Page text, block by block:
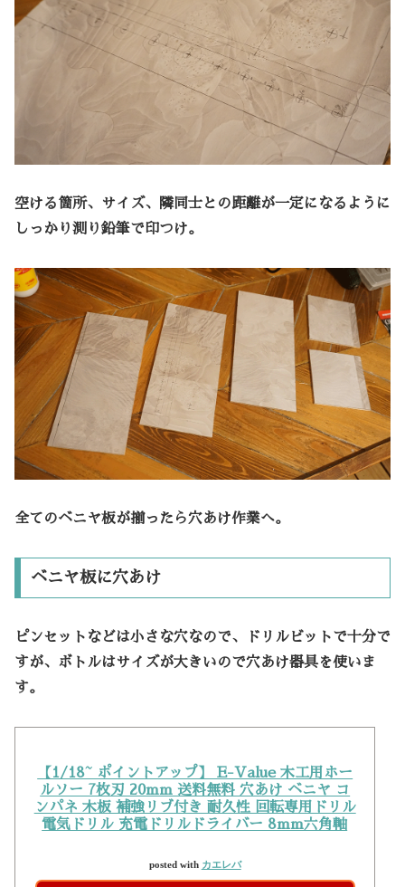
空ける箇所、サイズ、隣同士との距離が一定になるように
しっかり測り鉛筆で印つけ。
全てのベニヤ板が揃ったら穴あけ作業へ。
ベニヤ板に穴あけ
ピンセットなどは小さな穴なので、ドリルビットで十分で
すが、ボトルはサイズが大きいので穴あけ器具を使いま
す。
【1/18~ ポイントアップ】 E-Value 木工用ホー
ルソー 7枚刃 20mm 送料無料 穴あけ ベニヤ コ
ンパネ 木板 補強リブ付き 耐久性 回転専用ドリル
電気ドリル 充電ドリルドライバー 8mm六角軸
posted with カエレバ